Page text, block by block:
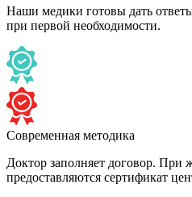
Наши медики готовы дать
при первой необходимости.
Современная методика
Доктор заполняет договор. При
предоставляются сертификат